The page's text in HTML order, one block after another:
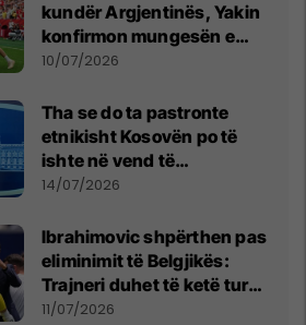
kundër Argjentinës, Yakin
konfirmon mungesën e
madhe
10/07/2026
Tha se do ta pastronte
etnikisht Kosovën po të
ishte në vend të
Millosheviqit, Lëvizja e
kërkon shkarkimin e
menjëhershëm të
Snezhana Paunoviq
14/07/2026
Ibrahimovic shpërthen pas
eliminimit të Belgjikës:
Trajneri duhet të ketë turp,
ai lojtar se meritoi të luante
11/07/2026